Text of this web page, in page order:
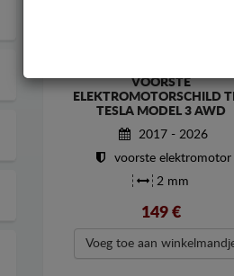
VOORSTE
ELEKTROMOTORSCHILD
TESLA MODEL 3 AWD
2017 - 2026
voorste elektromotor
2 mm
149€
Voeg toe aan